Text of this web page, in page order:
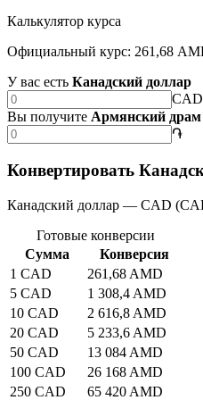
Калькулятор курса
Официальный курс: 261,68
У вас есть Канадский доллар
CAD
Вы получите Армянский драм
֏
Конвертировать
Канадский доллар — CAD
Готовые конверсии
Сумма
Конверсия
1 CAD
261,68 AMD
5 CAD
1 308,4 AMD
10 CAD
2 616,8 AMD
20 CAD
5 233,6 AMD
50 CAD
13 084 AMD
100 CAD
26 168 AMD
250 CAD
65 420 AMD